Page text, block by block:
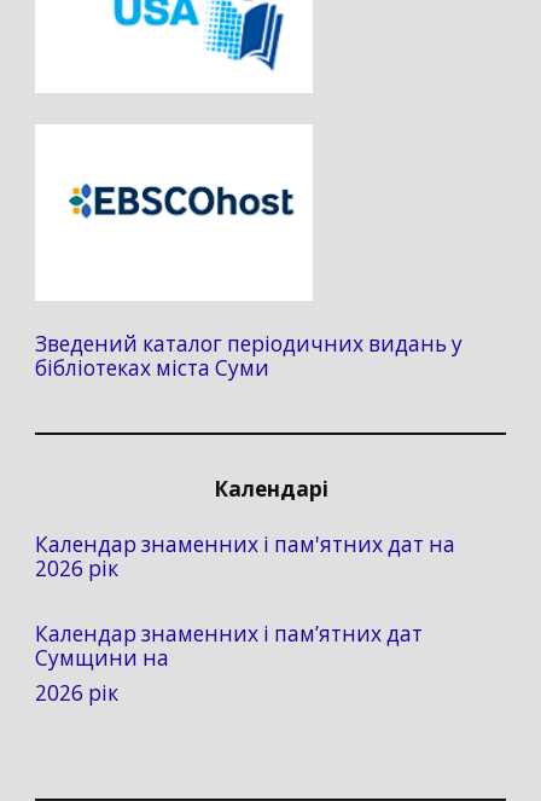
Зведений каталог періодичних видань у
бібліотеках міста Суми
Календарі
Календар знаменних і пам'ятних дат на
2026 рік
Календар знаменних і пам’ятних дат
Сумщини на
2026 рік